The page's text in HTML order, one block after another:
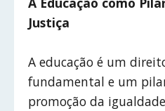
Justiça
A educação é um
fundamental e um
promoção da